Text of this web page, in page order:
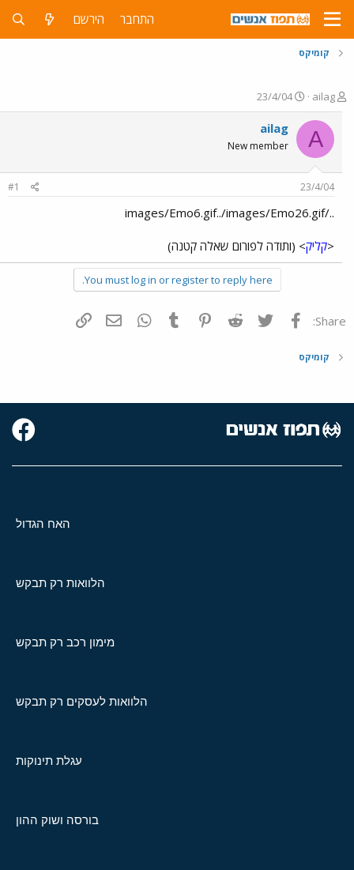
התחבר הירשם
קומיקס
פ
ו
ת
ח
ה
ש
ailag
פ
ו
ר
ס
ר
23/4/04
A
ailag
New member
23/4/04
#1
../images/Emo6.gif../images/Emo26.gif
<קליק> (ותודה לפורום שאלה קטנה)
You must log in or register to reply here.
Share: פייסבוק Twitter
Reddit
Pinterest
Tumblr
WhatsAppדואר אלקטרוני
קומיקס
האח הגדול
הלוואות רק תבקש
מימון רכב רק תבקש
הלוואות לעסקים רק תבקש
עגלת תינוקות
בורסה ושוק ההון